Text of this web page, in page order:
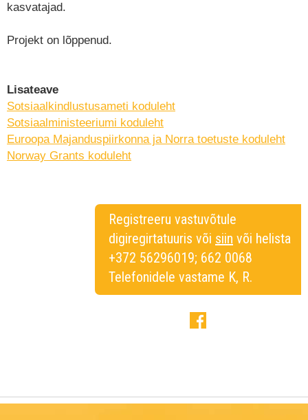
kasvatajad.
Projekt on lõppenud.
Lisateave
Sotsiaalkindlustusameti koduleht
Sotsiaalministeeriumi koduleht
Euroopa Majanduspiirkonna ja Norra toetuste koduleht
Norway Grants koduleht
Registreeru vastuvõtule
digiregirtatuuris või siin või helista
+372 56296019; 662 0068
Telefonidele vastame K, R.